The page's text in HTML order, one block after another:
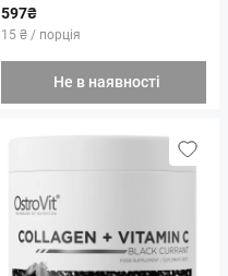
597₴
15 ₴ / порція
Не в наявності